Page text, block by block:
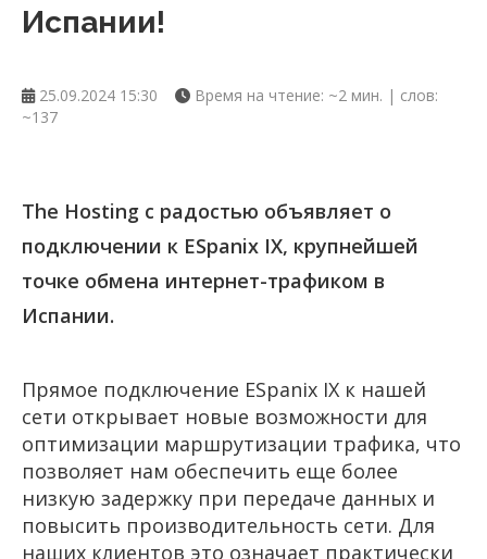
Испании!
25.09.2024 15:30
Время на чтение: ~2 мин. | слов:
~137
The Hosting с радостью объявляет о
подключении к ESpanix IX, крупнейшей
точке обмена интернет-трафиком в
Испании.
Прямое подключение ESpanix IX к нашей
сети открывает новые возможности для
оптимизации маршрутизации трафика, что
позволяет нам обеспечить еще более
низкую задержку при передаче данных и
повысить производительность сети. Для
наших клиентов это означает практически